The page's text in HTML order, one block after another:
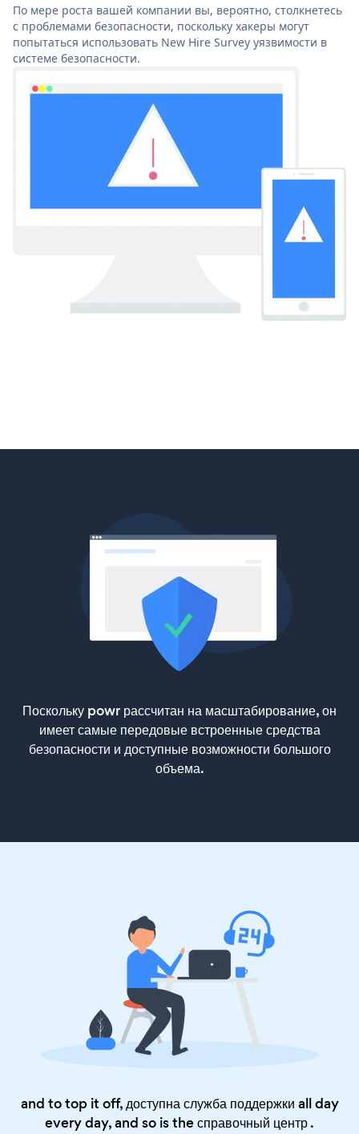
По мере роста вашей компании вы, вероятно, столкнетесь
с проблемами безопасности, поскольку хакеры могут
попытаться использовать New Hire Survey уязвимости в
системе безопасности.
Поскольку powr рассчитан на масштабирование, он
имеет самые передовые встроенные средства
безопасности и доступные возможности большого
объема.
and to top it off, доступна служба поддержки all day
every day, and so is theсправочный центр.